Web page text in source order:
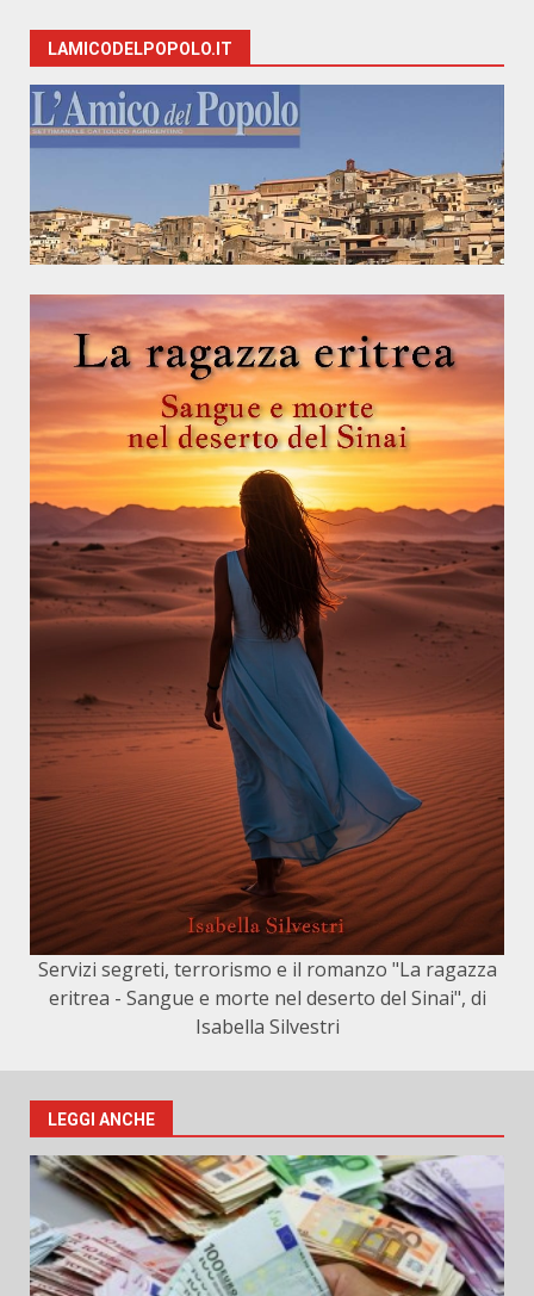
LAMICODELPOPOLO.IT
Servizi segreti, terrorismo e il romanzo "La ragazza
eritrea - Sangue e morte nel deserto del Sinai", di
Isabella Silvestri
LEGGI ANCHE